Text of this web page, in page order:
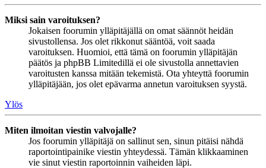
Miksi sain varoituksen?
Jokaisen foorumin ylläpitäjällä on omat säännöt heidän
sivustollensa. Jos olet rikkonut sääntöä, voit saada
varoituksen. Huomioi, että tämä on foorumin ylläpitäjän
päätös ja phpBB Limitedillä ei ole sivustolla annettavien
varoitusten kanssa mitään tekemistä. Ota yhteyttä foorumin
ylläpitäjään, jos olet epävarma annetun varoituksen syystä.
Ylös
Miten ilmoitan viestin valvojalle?
Jos foorumin ylläpitäjä on sallinut sen, sinun pitäisi nähdä
raportointipainike viestin yhteydessä. Tämän klikkaaminen
vie sinut viestin raportoinnin vaiheiden läpi.